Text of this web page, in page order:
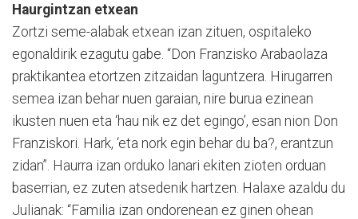
Haurgintzan etxean
Zortzi seme-alabak etxean izan zituen, ospitaleko
egonaldirik ezagutu gabe. “Don Franzisko Arabaolaza
praktikantea etortzen zitzaidan laguntzera. Hirugarren
semea izan behar nuen garaian, nire burua ezinean
ikusten nuen eta ‘hau nik ez det egingo’, esan nion Don
Franziskori. Hark, ‘eta nork egin behar du ba?, erantzun
zidan”. Haurra izan orduko lanari ekiten zioten orduan
baserrian, ez zuten atsedenik hartzen. Halaxe azaldu du
Julianak: “Familia izan ondorenean ez ginen ohean